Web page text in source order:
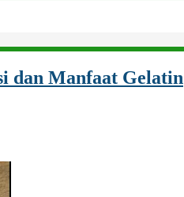
dan Manfaat Gelatin